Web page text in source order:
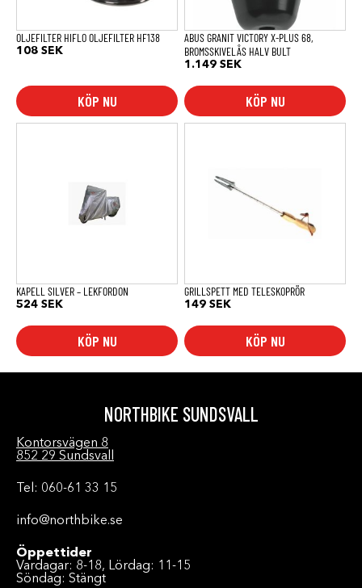
OLJEFILTER HIFLO OLJEFILTER HF138
108 SEK
KÖP NU
ABUS GRANIT VICTORY X-PLUS 68,
BROMSSKIVELÅS HALV BULT
1.149 SEK
KÖP NU
KAPELL SILVER – LEKFORDON
524 SEK
KÖP NU
GRILLSPETT MED TELESKOPRÖR
149 SEK
KÖP NU
NORTHBIKE SUNDSVALL
Kontorsvägen 8
852 29 Sundsvall
Tel: 060-61 33 15
info@northbike.se
Öppettider
Vardagar: 8-18, Lördag: 11-15
Söndag: Stängt